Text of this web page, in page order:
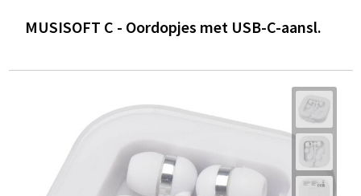
MUSISOFT C - Oordopjes met USB-C-aansl.